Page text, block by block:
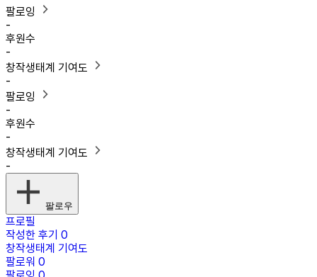
팔로잉
-
후원수
-
창작생태계 기여도
-
팔로잉
-
후원수
-
창작생태계 기여도
-
팔로우
프로필
작성한 후기 0
창작생태계 기여도
팔로워 0